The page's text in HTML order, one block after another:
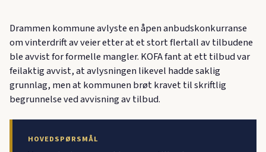
Drammen kommune avlyste en åpen anbudskonkurranse
om vinterdrift av veier etter at et stort flertall av tilbudene
ble avvist for formelle mangler. KOFA fant at ett tilbud var
feilaktig avvist, at avlysningen likevel hadde saklig
grunnlag, men at kommunen brøt kravet til skriftlig
begrunnelse ved avvisning av tilbud.
HOVEDSPØRSMÅL